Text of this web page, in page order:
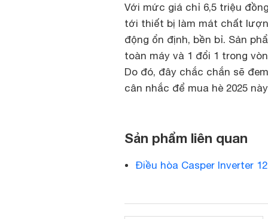
Với mức giá chỉ 6,5 triệu
tới thiết bị làm mát chất
động ổn định, bền bỉ. Sản
toàn máy và 1 đổi 1 trong
Do đó, đây chắc chắn sẽ
cân nhắc để mua hè 2025
Sản phẩm liên quan
Điều hòa Casper Inverter